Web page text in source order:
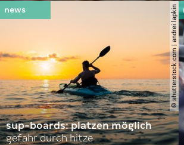
© shutterstock.com | andrei lapkin
sup-boards: platzen möglich
gefahr durch hitze